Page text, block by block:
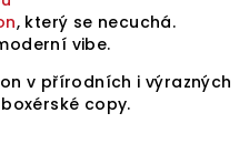
, který se necuchá.
vibe.
v přírodních i výrazných
copy.